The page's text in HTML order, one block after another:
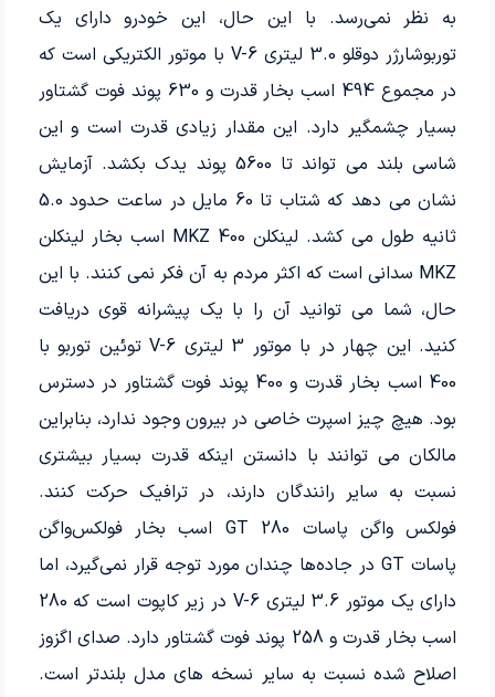
به نظر نمی‌رسد. با این حال، این خودرو دارای یک
توربوشارژر دوقلو 3.0 لیتری V-6 با موتور الکتریکی است که
در مجموع 494 اسب بخار قدرت و 630 پوند فوت گشتاور
بسیار چشمگیر دارد. این مقدار زیادی قدرت است و این
شاسی بلند می تواند تا 5600 پوند یدک بکشد. آزمایش
نشان می دهد که شتاب تا 60 مایل در ساعت حدود 5.0
ثانیه طول می کشد. لینکلن MKZ 400 اسب بخار لینکلن
MKZ سدانی است که اکثر مردم به آن فکر نمی کنند. با این
حال، شما می توانید آن را با یک پیشرانه قوی دریافت
کنید. این چهار در با موتور 3 لیتری V-6 توئین توربو با
400 اسب بخار قدرت و 400 پوند فوت گشتاور در دسترس
بود. هیچ چیز اسپرت خاصی در بیرون وجود ندارد، بنابراین
مالکان می توانند با دانستن اینکه قدرت بسیار بیشتری
نسبت به سایر رانندگان دارند، در ترافیک حرکت کنند.
فولکس واگن پاسات GT 280 اسب بخار فولکس‌واگن
پاسات GT در جاده‌ها چندان مورد توجه قرار نمی‌گیرد، اما
دارای یک موتور 3.6 لیتری V-6 در زیر کاپوت است که 280
اسب بخار قدرت و 258 پوند فوت گشتاور دارد. صدای اگزوز
اصلاح شده نسبت به سایر نسخه های مدل بلندتر است.